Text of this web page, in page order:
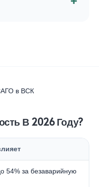
в ВСК
В 2026 Году?
54% за безаварийную